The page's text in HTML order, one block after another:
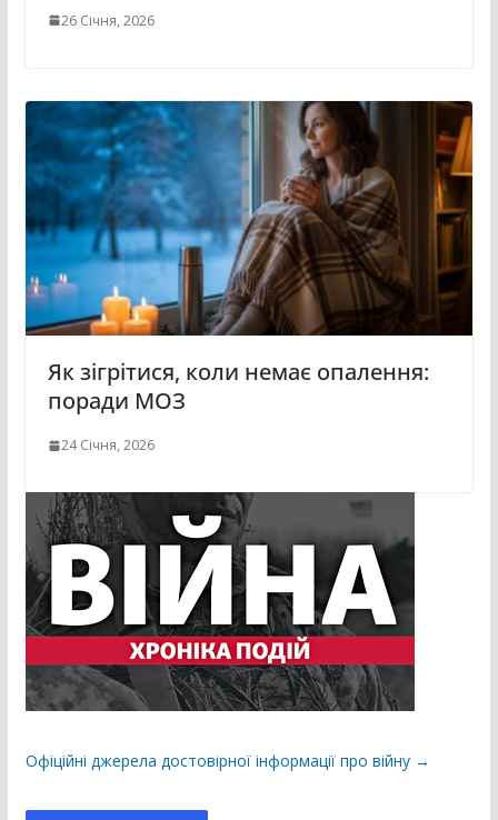
26 Січня, 2026
Як зігрітися, коли немає опалення:
поради МОЗ
24 Січня, 2026
Офіційні джерела достовірної інформації про війну →